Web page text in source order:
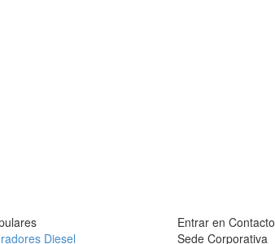
Diesel
Entrar en Contacto
Sede Corporativa